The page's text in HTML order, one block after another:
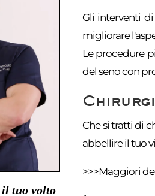
tuo volto
Gli interventi
migliorare
Le procedure
del seno con
Che si tratti di
abbellire il tuo
>>>Maggiori